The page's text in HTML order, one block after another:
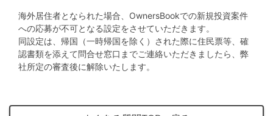
不
動
産
投
海外居住者となられた場合、OwnersBookでの新規投資案件
への応募が不可となる設定をさせていただきます。
同設定は、帰国（一時帰国を除く）された際に住民票等、確
認書類を添えて問合せ窓口までご連絡いただきましたら、弊
社所定の審査後に解除いたします。